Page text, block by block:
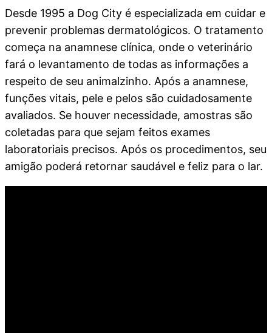
Desde 1995 a Dog City é especializada em cuidar e
prevenir problemas dermatológicos. O tratamento
começa na anamnese clínica, onde o veterinário
fará o levantamento de todas as informações a
respeito de seu animalzinho. Após a anamnese,
funções vitais, pele e pelos são cuidadosamente
avaliados. Se houver necessidade, amostras são
coletadas para que sejam feitos exames
laboratoriais precisos. Após os procedimentos, seu
amigão poderá retornar saudável e feliz para o lar.